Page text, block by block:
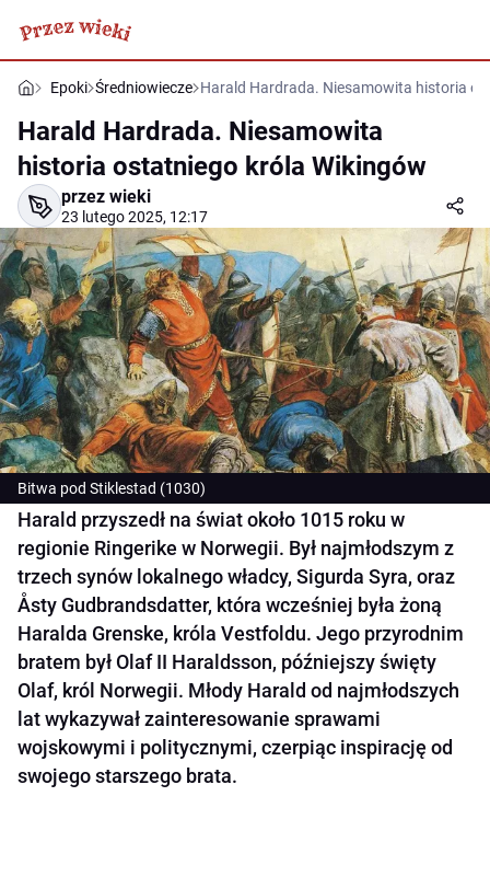
Epoki Średniowiecze Harald Hardrada. Niesamowita historia
Harald Hardrada. Niesamowita
historia ostatniego króla Wikingów
przez wieki
23 lutego 2025, 12:17
Bitwa pod Stiklestad (1030)
Harald przyszedł na świat około 1015 roku w
regionie Ringerike w Norwegii. Był najmłodszym z
trzech synów lokalnego władcy, Sigurda Syra, oraz
Åsty Gudbrandsdatter, która wcześniej była żoną
Haralda Grenske, króla Vestfoldu. Jego przyrodnim
bratem był Olaf II Haraldsson, późniejszy święty
Olaf, król Norwegii. Młody Harald od najmłodszych
lat wykazywał zainteresowanie sprawami
wojskowymi i politycznymi, czerpiąc inspirację od
swojego starszego brata.